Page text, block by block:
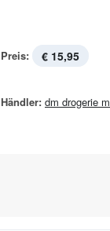
Preis: € 15,95
Händler: dm drogerie